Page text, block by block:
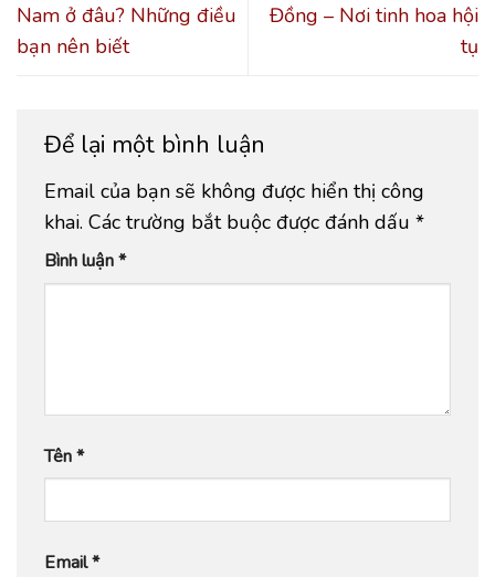
Nam ở đâu? Những điều
bạn nên biết
Đồng – Nơi tinh hoa hội
tụ
Để lại một bình luận
Email của bạn sẽ không được hiển thị công
khai. Các trường bắt buộc được đánh dấu *
Bình luận*
Tên*
Email*